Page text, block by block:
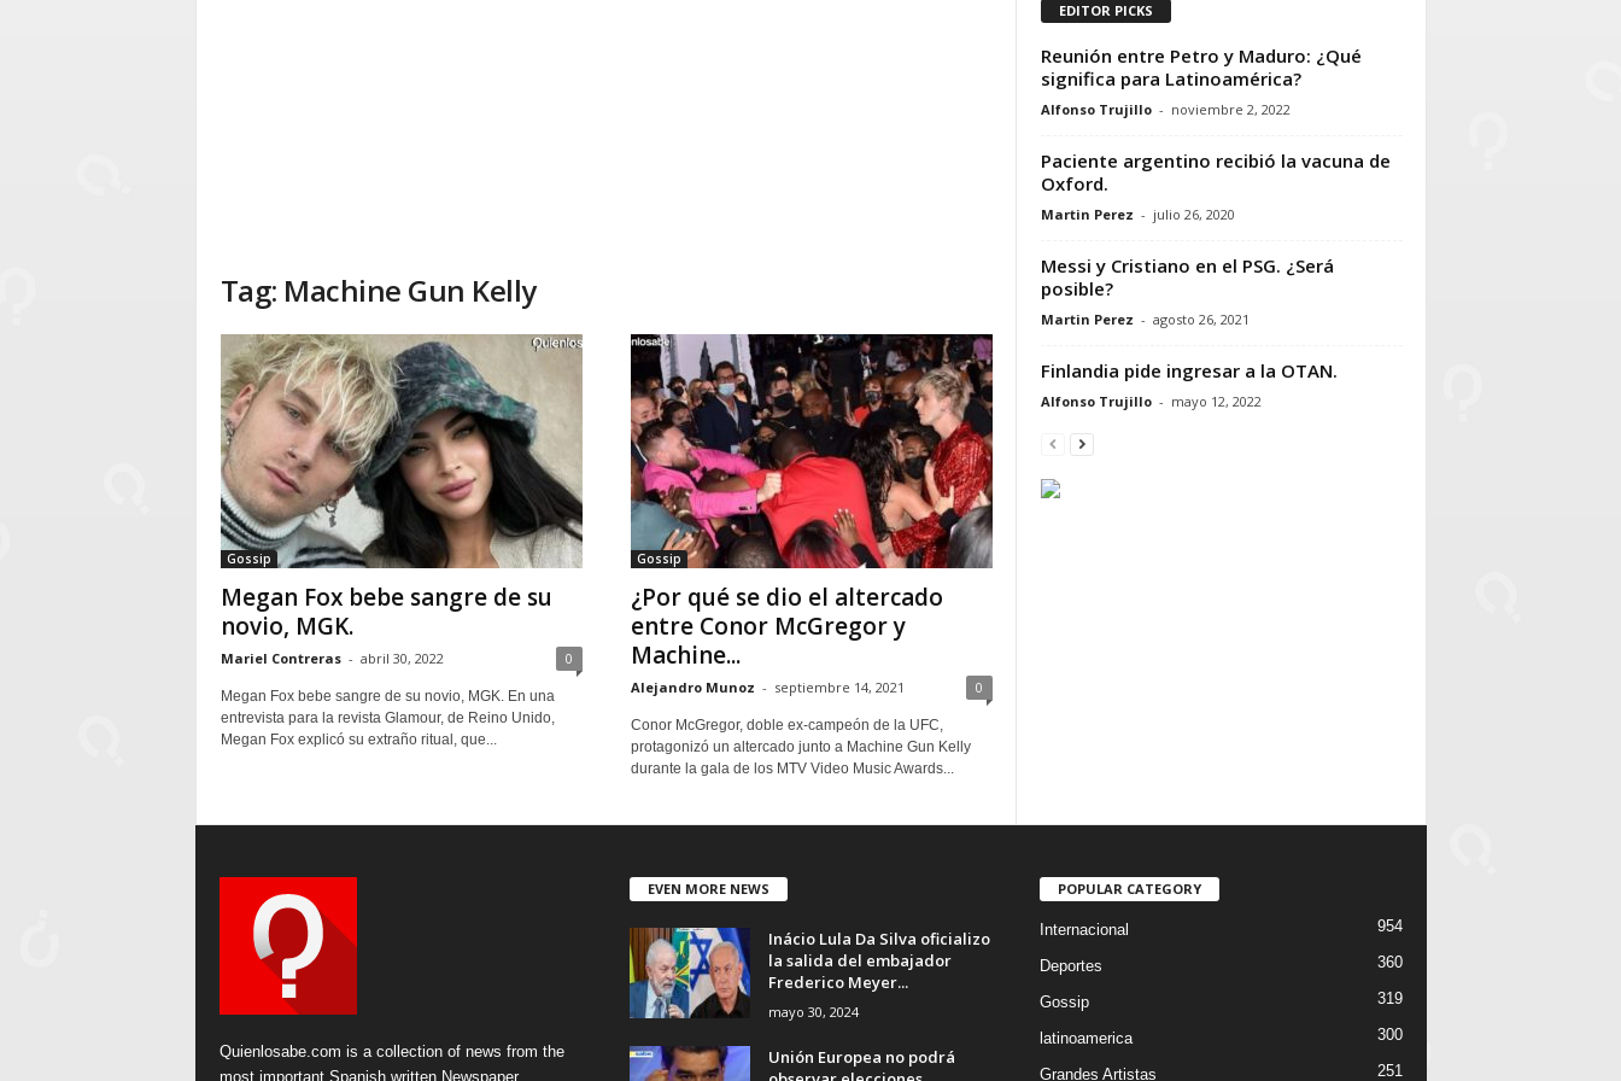
Tag: Machine Gun Kelly
Gossip
Megan Fox bebe sangre de su
novio, MGK.
Mariel Contreras - abril 30, 2022 0
Megan Fox bebe sangre de su novio, MGK. En una
entrevista para la revista Glamour, de Reino Unido,
Megan Fox explicó su extraño ritual, que...
Gossip
¿Por qué se dio el altercado
entre Conor McGregor y
Machine...
Alejandro Munoz - septiembre 14, 2021 0
Conor McGregor, doble ex-campeón de la UFC,
protagonizó un altercado junto a Machine Gun Kelly
durante la gala de los MTV Video Music Awards...
EDITOR PICKS
Reunión entre Petro y Maduro: ¿Qué
significa para Latinoamérica?
Alfonso Trujillo - noviembre 2, 2022
Paciente argentino recibió la vacuna de
Oxford.
Martin Perez - julio 26, 2020
Messi y Cristiano en el PSG. ¿Será
posible?
Martin Perez - agosto 26, 2021
Finlandia pide ingresar a la OTAN.
Alfonso Trujillo - mayo 12, 2022
Quienlosabe.com is a collection of news from the
most important Spanish written Newspaper.
EVEN MORE NEWS
Inácio Lula Da Silva oficializo
la salida del embajador
Frederico Meyer...
mayo 30, 2024
Unión Europea no podrá
POPULAR CATEGORY
Internacional 954
Deportes 360
Gossip 319
latinoamerica 300
Grandes Artistas 251